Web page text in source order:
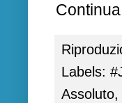
Labels:
Assoluto,